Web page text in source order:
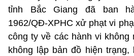
tỉnh Bắc Giang đã ban
1962/QĐ-XPHC xử phạt vi
công ty về các hành vi không
không lập bản đồ hiện trạng,